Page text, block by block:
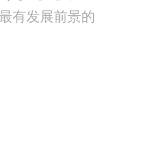
有发展前景的